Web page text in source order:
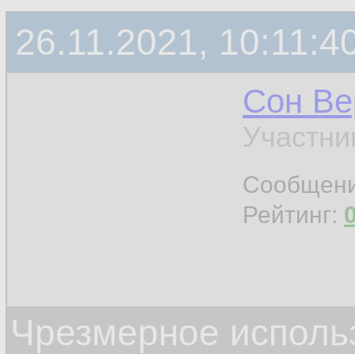
26.11.2021,
Сон
Рейтинг:
Чрезмерное